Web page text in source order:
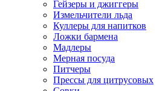
Гейзеры и джиггеры
Измельчители льда
Куллеры для напитков
Ложки бармена
Мадлеры
Мерная посуда
Питчеры
Прессы для цитрусовых